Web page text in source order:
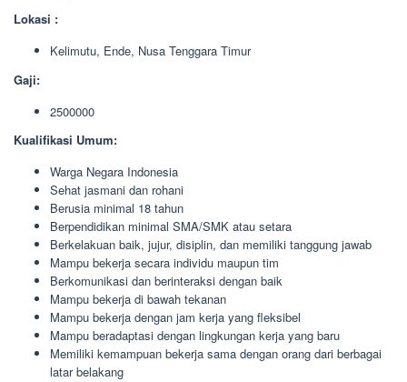
Lokasi :
Kelimutu, Ende, Nusa Tenggara Timur
Gaji:
2500000
Kualifikasi Umum:
Warga Negara Indonesia
Sehat jasmani dan rohani
Berusia minimal 18 tahun
Berpendidikan minimal SMA/SMK atau setara
Berkelakuan baik, jujur, disiplin, dan memiliki tanggung jawab
Mampu bekerja secara individu maupun tim
Berkomunikasi dan berinteraksi dengan baik
Mampu bekerja di bawah tekanan
Mampu bekerja dengan jam kerja yang fleksibel
Mampu beradaptasi dengan lingkungan kerja yang baru
Memiliki kemampuan bekerja sama dengan orang dari berbagai
latar belakang